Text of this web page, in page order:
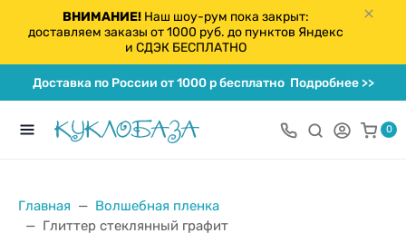
ВНИМАНИЕ!Наш шоу-рум пока закрыт:
доставляем заказы от 1000 руб. до пунктов Яндекс
и СДЭК БЕСПЛАТНО
Доставка по России от 1000 р бесплатноПодробнее >>
0
Главная
Волшебная пленка
Глиттер стеклянный графит